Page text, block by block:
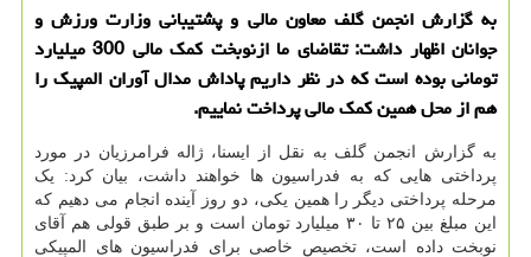
به گزارش انجمن گلف معاون مالی و پشتیبانی وزارت ورزش و
جوانان اظهار داشت: تقاضای ما ازنوبخت کمک مالی 300 میلیارد
تومانی بوده است که در نظر داریم پاداش مدال آوران المپیک را
هم از محل همین کمک مالی پرداخت نماییم.
به گزارش انجمن گلف به نقل از ایسنا، ژاله فرامرزیان در مورد
پرداختی هایی که به فدراسیون ها خواهند داشت، بیان کرد: یک
مرحله پرداختی دیگر را همین یکی، دو روز آینده انجام می دهیم که
این مبلغ بین ۲۵ تا ۳۰ میلیارد تومان است و بر طبق قولی هم آقای
نوبخت داده است، تخصیص خاصی برای فدراسیون های المپیکی